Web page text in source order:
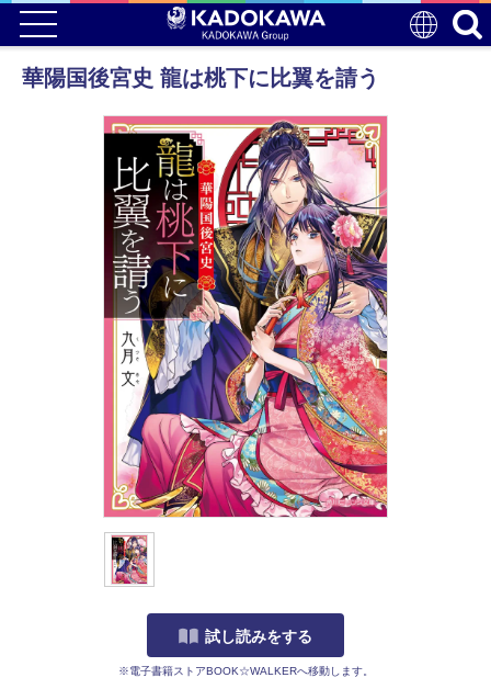
華陽国後宮史 龍は桃下に比翼を請う
試し読みをする
※電子書籍ストアBOOK☆WALKERへ移動します。